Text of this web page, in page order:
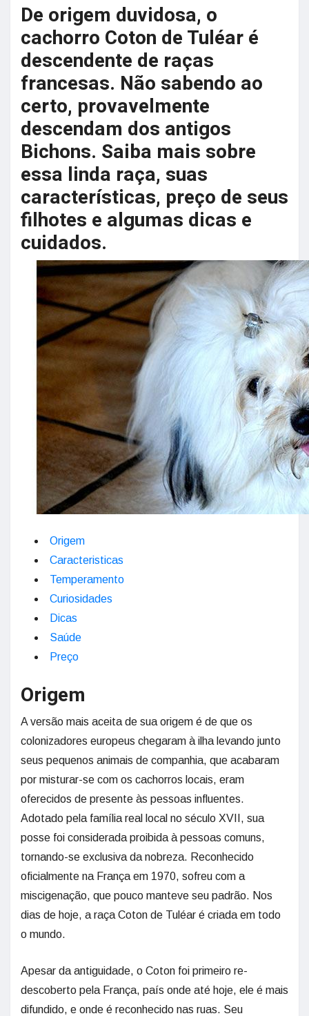
De origem duvidosa, o
cachorro Coton de Tuléar é
descendente de raças
francesas. Não sabendo ao
certo, provavelmente
descendam dos antigos
Bichons. Saiba mais sobre
essa linda raça, suas
características, preço de seus
filhotes e algumas dicas e
cuidados.
Origem
Caracteristicas
Temperamento
Curiosidades
Dicas
Saúde
Preço
Origem
A versão mais aceita de sua origem é de que os
colonizadores europeus chegaram à ilha levando junto
seus pequenos animais de companhia, que acabaram
por misturar-se com os cachorros locais, eram
oferecidos de presente às pessoas influentes.
Adotado pela família real local no século XVII, sua
posse foi considerada proibida à pessoas comuns,
tornando-se exclusiva da nobreza. Reconhecido
oficialmente na França em 1970, sofreu com a
miscigenação, que pouco manteve seu padrão. Nos
dias de hoje, a raça Coton de Tuléar é criada em todo
o mundo.
Apesar da antiguidade, o Coton foi primeiro re-
descoberto pela França, país onde até hoje, ele é mais
difundido, e onde é reconhecido nas ruas. Seu